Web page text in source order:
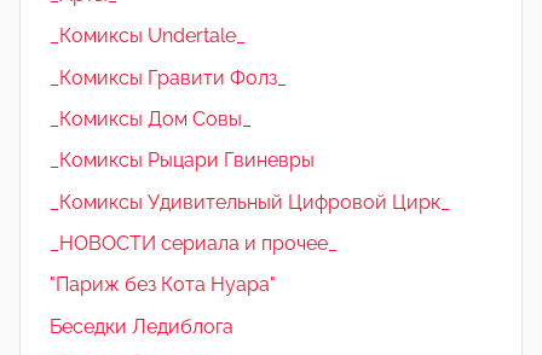
_Комиксы Undertale_
_Комиксы Гравити Фолз_
_Комиксы Дом Совы_
_Комиксы Рыцари Гвиневры
_Комиксы Удивительный Цифровой Цирк_
_НОВОСТИ сериала и прочее_
"Париж без Кота Нуара"
Беседки Ледиблога